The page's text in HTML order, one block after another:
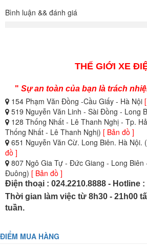
Bình luận && đánh giá
THẾ GIỚI XE
" Sự an toàn của bạn là trách
154 Phạm Văn Đồng -Cầu Giấy - Hà Nội
519 Nguyễn Văn Linh - Sài Đồng - Long
128 Thống Nhất - Lê Thanh Nghị - Tp.
Thống Nhất - Lê Thanh Nghị) [ Bản đồ ]
651 Nguyễn Văn Cừ. Long Biên. Hà Nội.
đồ ]
807 Ngô Gia Tự - Đức Giang - Long Biên
Đuông) [ Bản đồ ]
Điện thoại : 024.2210.8888 - Hotline :
Thời gian làm việc từ 8h30 - 21h00
tuần.
ĐIỂM MUA HÀNG